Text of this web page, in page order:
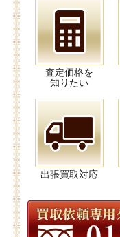
査定価格を
知りたい
出張買取対応